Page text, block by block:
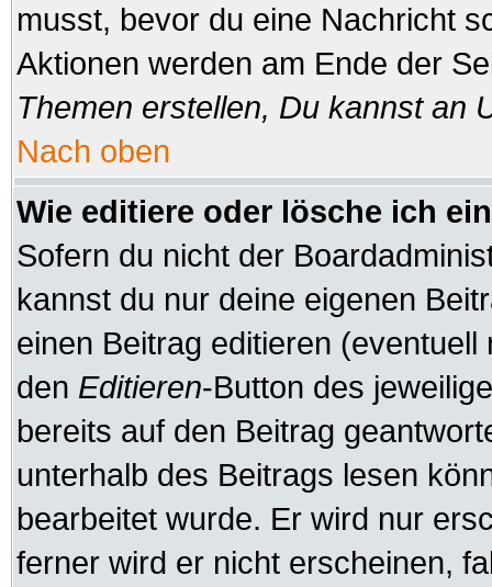
musst, bevor du eine Nachricht
Aktionen werden am Ende der
Themen erstellen, Du kannst an
Nach oben
Wie editiere oder lösche ich
Sofern du nicht der
kannst du nur deine eigenen
einen Beitrag editieren
den Editieren-Button des
bereits auf den Beitrag
unterhalb des Beitrags lesen
bearbeitet wurde. Er wird nur
ferner wird er nicht erscheinen,